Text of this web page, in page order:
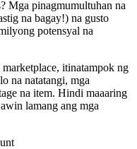
Mga pinagmumultuhan na
na bagay!) na gusto
potensyal na
itinatampok ng
na natatangi, mga
na item. Hindi maaaring
lamang ang mga